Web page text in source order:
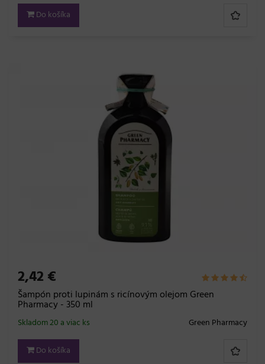
Do košíka
2,42 €
Šampón proti lupinám s ricínovým olejom Green
Pharmacy - 350 ml
Green Pharmacy
Skladom 20 a viac ks
Do košíka